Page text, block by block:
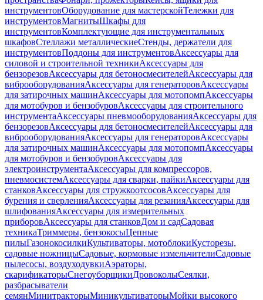
инструментовОборудование для мастерскойТележки для
инструментовМагнитыШкафы для
инструментовКомплектующие для инструментальных
шкафовСтеллажи металлическиеСтенды, держатели для
инструментовПоддоны для инструментовАксессуары для
силовой и строительной техникиАксессуары для
бензорезовАксессуары для бетоносмесителейАксессуары для
виброоборудованияАксессуары для генераторовАксессуары
для затирочных машинАксессуары для мотопомпАксессуары
для мотобуров и бензобуровАксессуары для строительного
инструментаАксессуары пневмооборудованияАксессуары для
бензорезовАксессуары для бетоносмесителейАксессуары для
виброоборудованияАксессуары для генераторовАксессуары
для затирочных машинАксессуары для мотопомпАксессуары
для мотобуров и бензобуровАксессуары для
электроинструментаАксессуары для компрессоров,
пневмосистемАксессуары для сварки, пайкиАксессуары для
станковАксессуары для стружкоотсосовАксессуары для
бурения и сверленияАксессуары для резанияАксессуары для
шлифованияАксессуары для измерительных
приборовАксессуары для станковДом и садСадовая
техникаТриммеры, бензокосыЦепные
пилыГазонокосилкиКультиваторы, мотоблокиКусторезы,
садовые ножницыСадовые, кормовые измельчителиСадовые
пылесосы, воздуходувкиАэраторы,
скарификаторыСнегоуборщикиДровоколыСеялки,
разбрасыватели
семянМинитракторыМиникультиваторыМойки высокого